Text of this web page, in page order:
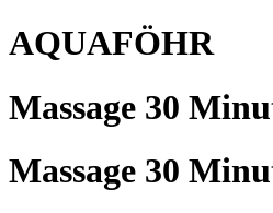
AQUAFÖHR
Massage 30
Massage 30